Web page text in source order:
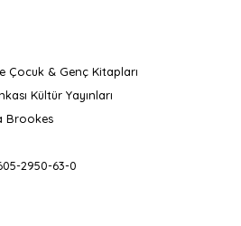
Çocuk & Genç Kitapları
Kültür Yayınları
Brookes
2950-63-0